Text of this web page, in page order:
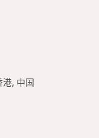
港, 中国